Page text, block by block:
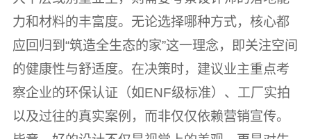
力和材料的丰富度。无论选择哪种方式，核心都
应回归到“筑造全生态的家”这一理念，即关注空间
的健康性与舒适度。在决策时，建议业主重点考
察企业的环保认证（如ENF级标准）、工厂实拍
以及过往的真实案例，而非仅仅依赖营销宣传。